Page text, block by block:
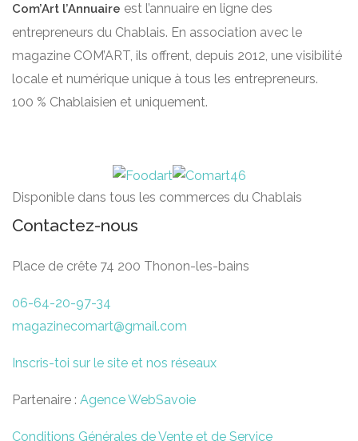
Com’Art l’Annuaire est l’annuaire en ligne des
entrepreneurs du Chablais. En association avec le
magazine COM’ART, ils offrent, depuis 2012, une visibilité
locale et numérique unique à tous les entrepreneurs.
100 % Chablaisien et uniquement.
Disponible dans tous les commerces du Chablais
Contactez-nous
Place de crête 74 200 Thonon-les-bains
06-64-20-97-34
magazinecomart@gmail.com
Inscris-toi sur le site et nos réseaux
Partenaire : Agence WebSavoie
Conditions Générales de Vente et de Service